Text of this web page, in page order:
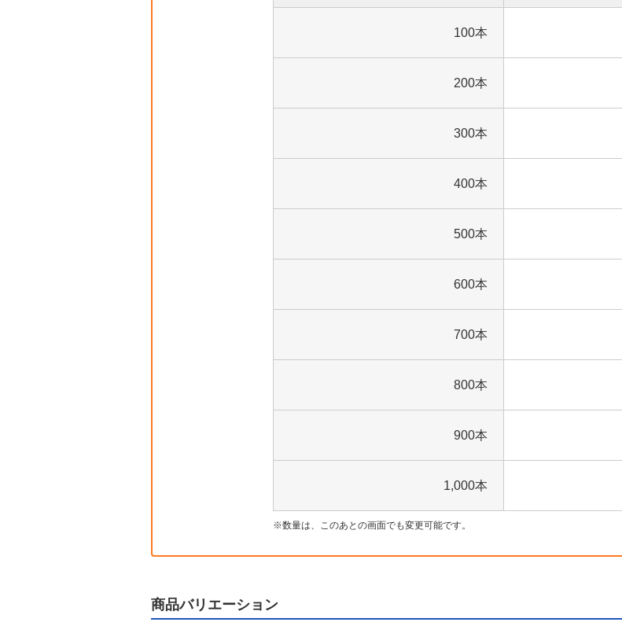
100本
200本
300本
400本
500本
600本
700本
800本
900本
1,000本
数量は、このあとの画面でも変更可能です。
商品バリエーション